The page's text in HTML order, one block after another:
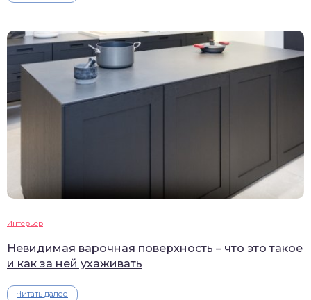
Интерьер
Невидимая варочная поверхность – что это такое
и как за ней ухаживать
Читать далее